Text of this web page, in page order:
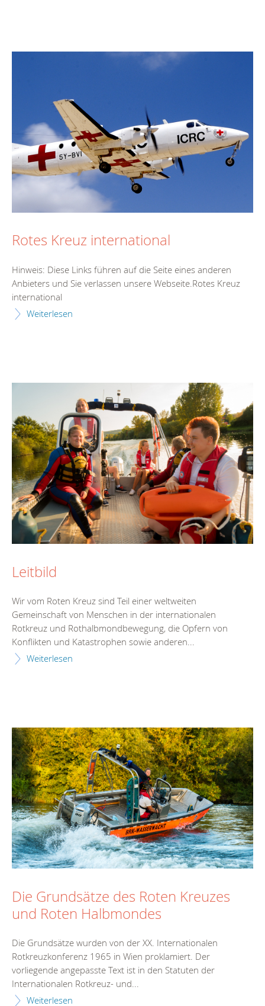
Rotes Kreuz international
Hinweis: Diese Links führen auf die Seite eines anderen
Anbieters und Sie verlassen unsere Webseite.Rotes Kreuz
international
Weiterlesen
Leitbild
Wir vom Roten Kreuz sind Teil einer weltweiten
Gemeinschaft von Menschen in der internationalen
Rotkreuz und Rothalbmondbewegung, die Opfern von
Konflikten und Katastrophen sowie anderen...
Weiterlesen
Die Grundsätze des Roten Kreuzes
und Roten Halbmondes
Die Grundsätze wurden von der XX. Internationalen
Rotkreuzkonferenz 1965 in Wien proklamiert. Der
vorliegende angepasste Text ist in den Statuten der
Internationalen Rotkreuz- und...
Weiterlesen